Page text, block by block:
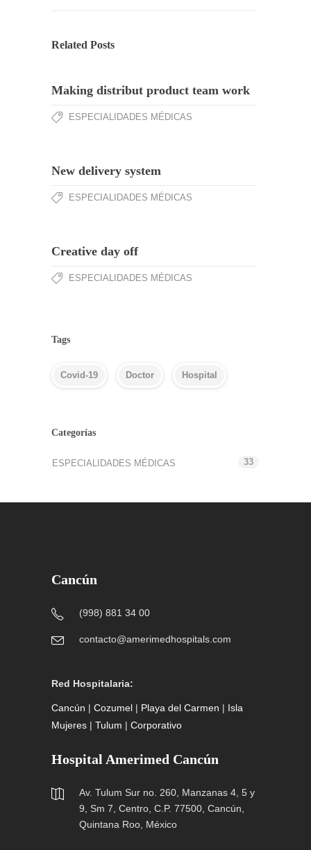
Related Posts
Making distribut product team work
ESPECIALIDADES MÉDICAS
New delivery system
ESPECIALIDADES MÉDICAS
Creative day off
ESPECIALIDADES MÉDICAS
Tags
Covid-19 Doctor Hospital
Categorías
ESPECIALIDADES MÉDICAS 33
Cancún
(998) 881 34 00
contacto@amerimedhospitals.com
Red Hospitalaria:
Cancún | Cozumel | Playa del Carmen | Isla
Mujeres | Tulum | Corporativo
Hospital Amerimed Cancún
Av. Tulum Sur no. 260, Manzanas 4, 5 y
9, Sm 7, Centro, C.P. 77500, Cancún,
Quintana Roo, México